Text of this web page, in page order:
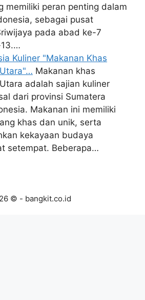
memiliki peran penting dalam
sebagai pusat
pada abad ke-7
Kuliner "Makanan Khas
Makanan khas
adalah sajian kuliner
dari provinsi Sumatera
Makanan ini memiliki
khas dan unik, serta
kekayaan budaya
setempat. Beberapa…
© - bangkit.co.id